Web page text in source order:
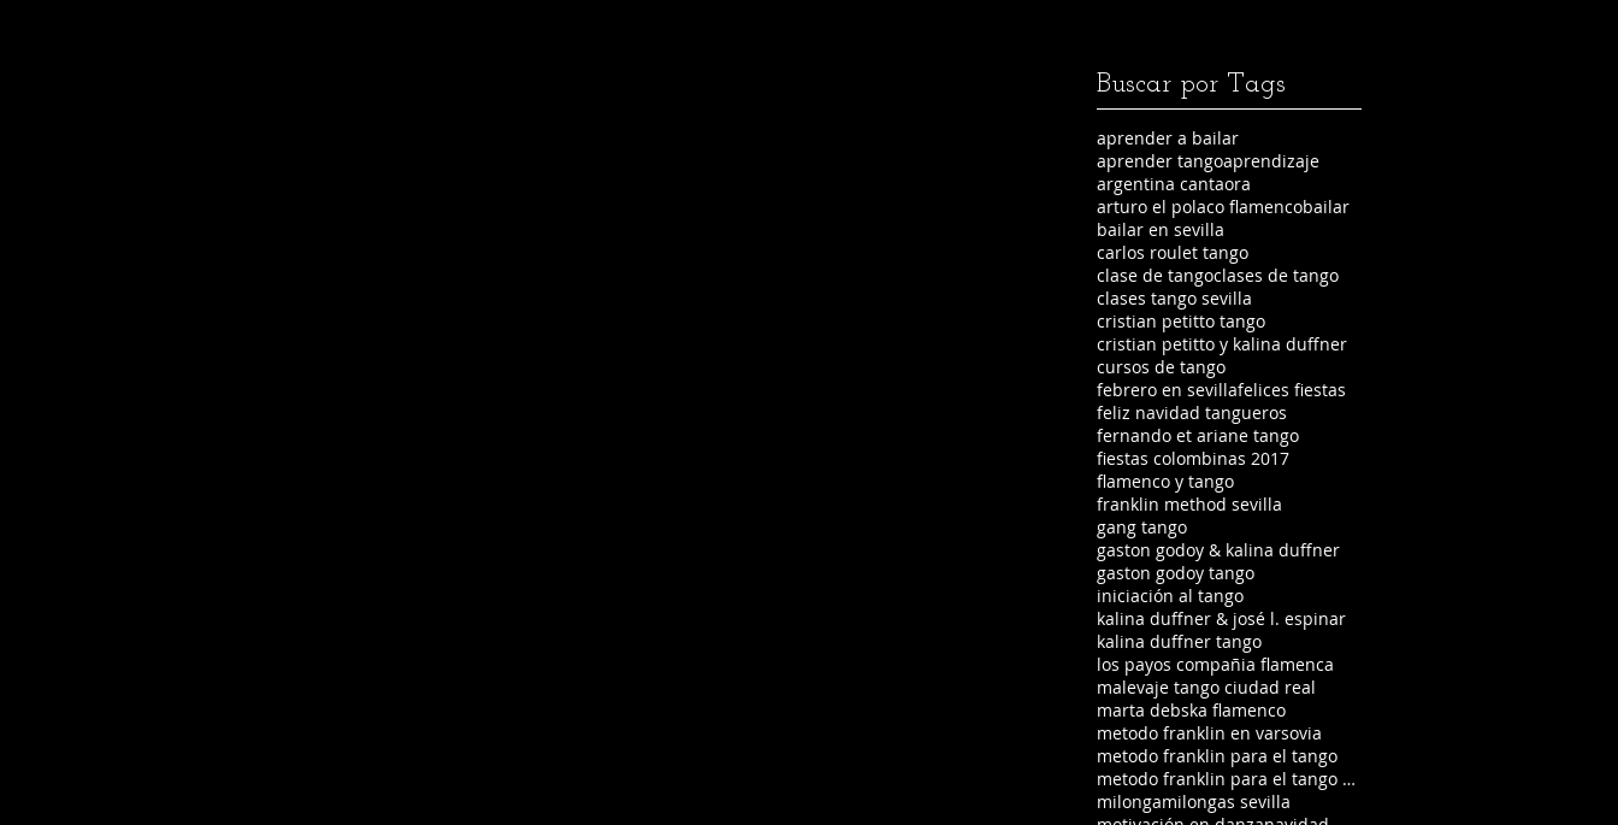
Buscar por Tags
aprender a bailar
aprender tangoaprendizaje
argentina cantaora
arturo el polaco flamencobailar
bailar en sevilla
carlos roulet tango
clase de tangoclases de tango
clases tango sevilla
cristian petitto tango
cristian petitto y kalina duffner
cursos de tango
febrero en sevillafelices fiestas
feliz navidad tangueros
fernando et ariane tango
fiestas colombinas 2017
flamenco y tango
franklin method sevilla
gang tango
gaston godoy & kalina duffner
gaston godoy tango
iniciación al tango
kalina duffner & josé l. espinar
kalina duffner tango
los payos compañia flamenca
malevaje tango ciudad real
marta debska flamenco
metodo franklin en varsovia
metodo franklin para el tango
metodo franklin para el tango en ciudad real
milongamilongas sevilla